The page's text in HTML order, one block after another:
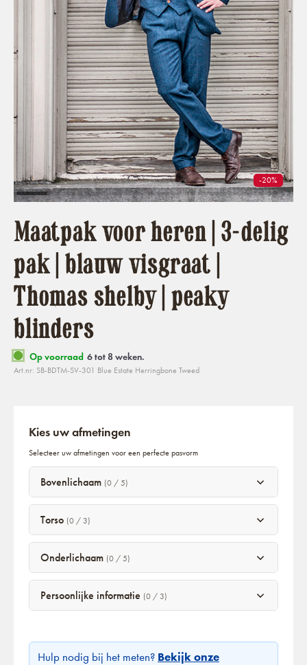
-20%
Maatpak voor heren | 3-delig
pak | blauw visgraat |
Thomas shelby | peaky
blinders
Op voorraad 6 tot 8 weken.
Art.nr: SB-BDTM-SV-301 Blue Estate Herringbone Tweed
Kies uw afmetingen
Selecteer uw afmetingen voor een perfecte pasvorm
Bovenlichaam (0 / 5)
Torso (0 / 3)
Onderlichaam (0 / 5)
Persoonlijke informatie (0 / 3)
Hulp nodig bij het meten? Bekijk onze